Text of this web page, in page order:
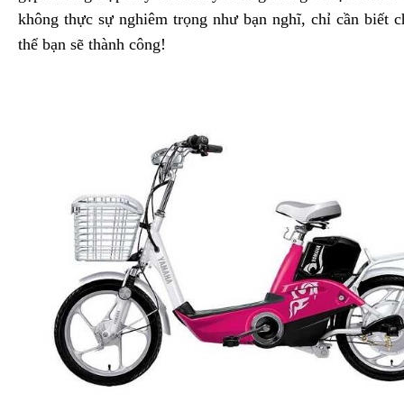
không thực sự nghiêm trọng như bạn nghĩ, chỉ cần biết
thể bạn sẽ thành công!